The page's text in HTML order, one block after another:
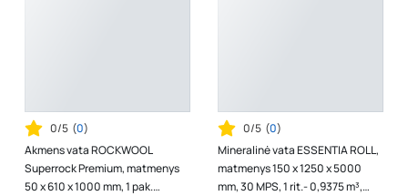
0/5 (0)
Akmens vata ROCKWOOL
Superrock Premium, matmenys
50 x 610 x 1000 mm, 1 pak.
0/5 (0)
Mineralinė vata ESSENTIA ROLL,
matmenys 150 x 1250 x 5000
mm, 30 MPS, 1 rit.- 0,9375 m³,